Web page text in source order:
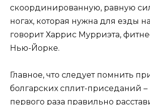
скоординированную, равную
ногах, которая нужна для езды
говорит Харрис Мурриэта,
Нью-Йорке.
Главное, что следует помнить
болгарских сплит-приседаний
первого раза правильно